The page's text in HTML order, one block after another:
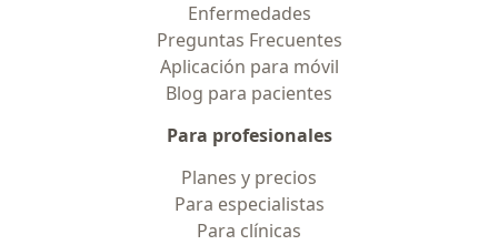
Enfermedades
Preguntas Frecuentes
Aplicación para móvil
Blog para pacientes
Para profesionales
Planes y precios
Para especialistas
Para clínicas